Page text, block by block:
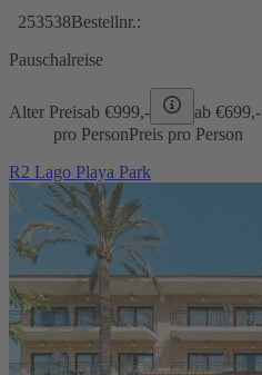
253538Bestellnr.:
Pauschalreise
Alter Preisab €999,- ab €699,-
pro PersonPreis pro Person
R2 Lago Playa Park